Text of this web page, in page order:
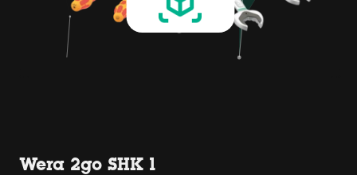
Wera 2go SHK 1